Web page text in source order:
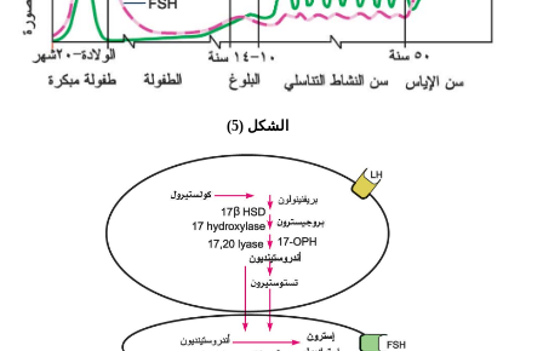
الشكل (5)